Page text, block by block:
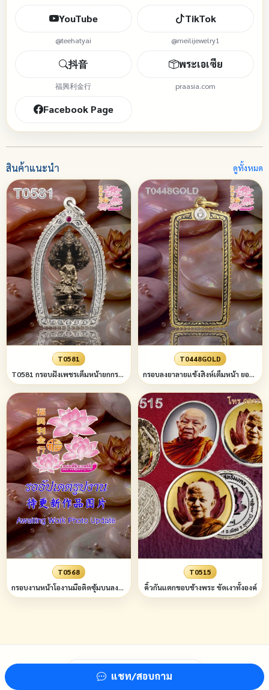
YouTube
@teehatyai
TikTok
@meilijewelry1
抖音
福興利金行
พระเอเซีย
praasia.com
Facebook Page
สินค้าแนะนำ ดูทั้งหมด
T0581
T0581 กรอบฝังเพชรเต็มหน้ายกกระเบาะเพชรทรงใบไม้บนล่าง(สีพลอยตามสั่ง) ข้างลวดเกลียวสามชั้น
T0448GOLD
กรอบลงยาลายแข้งสิงห์เต็มหน้า ยอดฝังเพชรทรงหยดน้ำ 1 เม็ด ข้างลวดเกลียว 3 ชั้น
T0568
กรอบงานหน้าโองานมือติดซุ้มบนลงยาบนล่างหลากสีหน้าลายแข้งสิงห์ข้างลายไทย
T0515
คิ้วกันแตกขอบข้างพระ ขัดเงาทั้งองค์
© 2026 Meilijewelry —
แชท/สอบถาม